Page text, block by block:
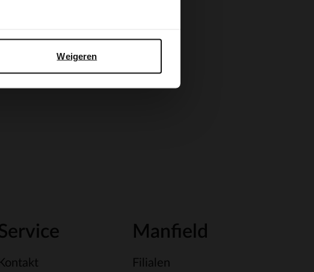
Weigeren
Kontakt
Manfield
Filialen